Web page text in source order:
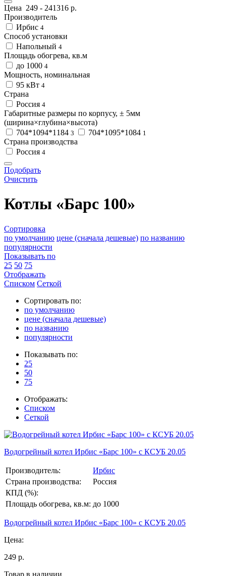
Цена 249 - 241316 р.
Производитель
Ирбис 4
Способ установки
Напольный 4
Площадь обогрева, кв.м
до 1000 4
Мощность, номинальная
95 кВт 4
Страна
Россия 4
Габаритные размеры по корпусу, ± 5мм
(ширина×глубина×высота)
704*1094*1184 3 704*1095*1084 1
Страна производства
Россия 4
Подобрать
Очистить
Котлы «Барс 100»
Сортировка
по умолчанию цене (сначала дешевые) по названию
популярности
Показывать по
25 50 75
Отображать
Списком Сеткой
Сортировать по:
по умолчанию
цене (сначала дешевые)
по названию
популярности
Показывать по:
25
50
75
Отображать:
Списком
Сеткой
Водогрейный котел Ирбис «Барс 100» с КСУБ 20.05
Производитель:
Ирбис
Страна производства:
Россия
КПД (%):
Площадь обогрева, кв.м: до 1000
Водогрейный котел Ирбис «Барс 100» с КСУБ 20.05
Цена:
249 р.
Товар в наличии.